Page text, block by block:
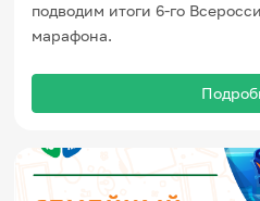
подводим итоги 6-го
марафона.